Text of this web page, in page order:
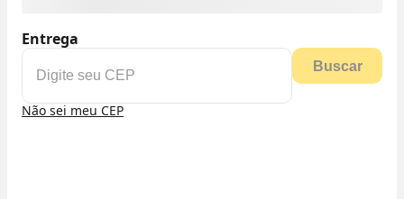
Entrega
Buscar
Não sei meu CEP